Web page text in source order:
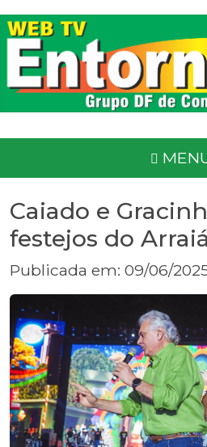
Caiado e
festejos do
Publicada em: 09/06/2025